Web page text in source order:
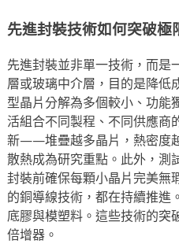
先進封裝技術如何突破極
先進封裝並非單一技術，而是
層或玻璃中介層，目的是降
型晶片分解為多個較小、功能
活組合不同製程、不同供應商
新——堆疊越多晶片，熱密度
散熱成為研究重點。此外，測
封裝前確保每顆小晶片完美無
的銅導線技術，都在持續推進
底膠與模塑料。這些技術的突
倍增器。